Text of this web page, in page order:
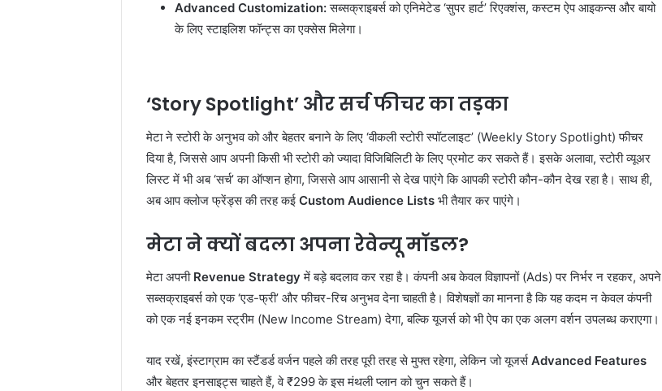
Advanced Customization:सब्सक्राइबर्स को एनिमेटेड ‘सुपर हार्ट’ रिएक्शंस, कस्टम ऐप आइकन्स और बायो
के लिए स्टाइलिश फॉन्ट्स का एक्सेस मिलेगा।
‘Story Spotlight’ और सर्च फीचर का तड़का
मेटा ने स्टोरी के अनुभव को और बेहतर बनाने के लिए ‘वीकली स्टोरी स्पॉटलाइट’ (Weekly Story Spotlight) फीचर
दिया है, जिससे आप अपनी किसी भी स्टोरी को ज्यादा विजिबिलिटी के लिए प्रमोट कर सकते हैं। इसके अलावा, स्टोरी व्यूअर
लिस्ट में भी अब ‘सर्च’ का ऑप्शन होगा, जिससे आप आसानी से देख पाएंगे कि आपकी स्टोरी कौन-कौन देख रहा है। साथ ही,
अब आप क्लोज फ्रेंड्स की तरह कईCustom Audience Lists भी तैयार कर पाएंगे।
मेटा ने क्यों बदला अपना रेवेन्यू मॉडल?
मेटा अपनी Revenue Strategy में बड़े बदलाव कर रहा है। कंपनी अब केवल विज्ञापनों (Ads) पर निर्भर न रहकर, अपने
सब्सक्राइबर्स को एक ‘एड-फ्री’ और फीचर-रिच अनुभव देना चाहती है। विशेषज्ञों का मानना है कि यह कदम न केवल कंपनी
को एक नई इनकम स्ट्रीम (New Income Stream) देगा, बल्कि यूजर्स को भी ऐप का एक अलग वर्शन उपलब्ध कराएगा।
याद रखें, इंस्टाग्राम का स्टैंडर्ड वर्जन पहले की तरह पूरी तरह से मुफ्त रहेगा, लेकिन जो यूजर्सAdvanced Features
और बेहतर इनसाइट्स चाहते हैं, वे ₹299 के इस मंथली प्लान को चुन सकते हैं।